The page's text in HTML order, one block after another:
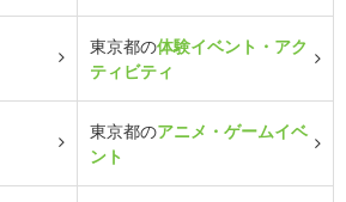
東京都の体験イベント・アク
ティビティ
東京都のアニメ・ゲームイベ
ント